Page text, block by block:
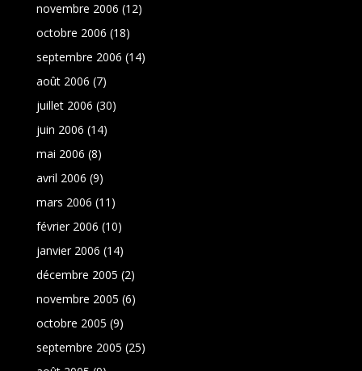
novembre 2006 (12)
octobre 2006 (18)
septembre 2006 (14)
août 2006 (7)
juillet 2006 (30)
juin 2006 (14)
mai 2006 (8)
avril 2006 (9)
mars 2006 (11)
février 2006 (10)
janvier 2006 (14)
décembre 2005 (2)
novembre 2005 (6)
octobre 2005 (9)
septembre 2005 (25)